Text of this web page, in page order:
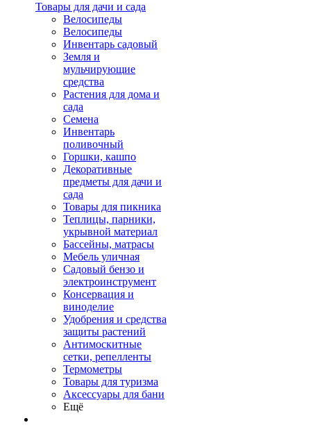
Товары для дачи и сада
Велосипеды
Велосипеды
Инвентарь садовый
Земля и
мульчирующие
средства
Растения для дома и
сада
Семена
Инвентарь
поливочный
Горшки, кашпо
Декоративные
предметы для дачи и
сада
Товары для пикника
Теплицы, парники,
укрывной материал
Бассейны, матрасы
Мебель уличная
Садовый бензо и
электроинструмент
Консервация и
виноделие
Удобрения и средства
защиты растений
Антимоскитные
сетки, репелленты
Термометры
Товары для туризма
Аксессуары для бани
Ещё